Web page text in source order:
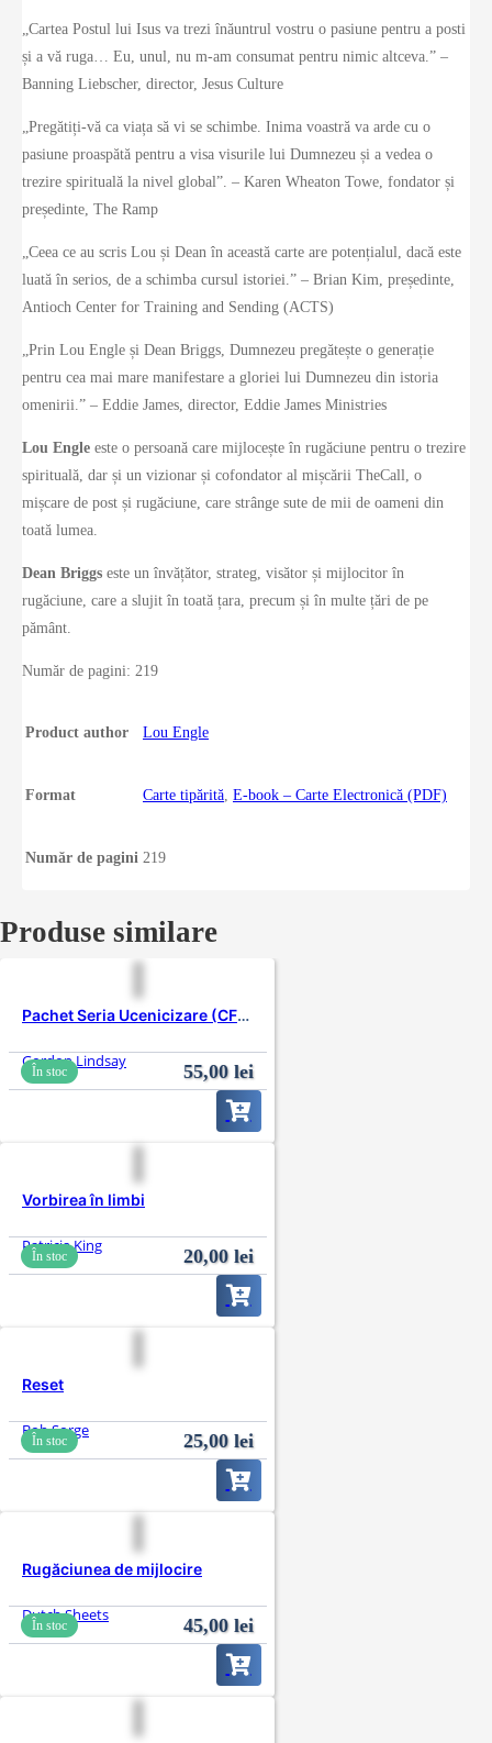
„Cartea Postul lui Isus va trezi înăuntrul vostru o pasiune pentru a posti
și a vă ruga… Eu, unul, nu m-am consumat pentru nimic altceva.” –
Banning Liebscher, director, Jesus Culture
„Pregătiți-vă ca viața să vi se schimbe. Inima voastră va arde cu o
pasiune proaspătă pentru a visa visurile lui Dumnezeu și a vedea o
trezire spirituală la nivel global”. – Karen Wheaton Towe, fondator și
președinte, The Ramp
„Ceea ce au scris Lou și Dean în această carte are potențialul, dacă este
luată în serios, de a schimba cursul istoriei.” – Brian Kim, președinte,
Antioch Center for Training and Sending (ACTS)
„Prin Lou Engle și Dean Briggs, Dumnezeu pregătește o generație
pentru cea mai mare manifestare a gloriei lui Dumnezeu din istoria
omenirii.” – Eddie James, director, Eddie James Ministries
Lou Engle este o persoană care mijlocește în rugăciune pentru o trezire
spirituală, dar și un vizionar și cofondator al mișcării TheCall, o
mișcare de post și rugăciune, care strânge sute de mii de oameni din
toată lumea.
Dean Briggs este un învățător, strateg, visător și mijlocitor în
rugăciune, care a slujit în toată țara, precum și în multe țări de pe
pământ.
Număr de pagini: 219
Product author Lou Engle
Format Carte tipărită, E-book – Carte Electronică (PDF)
Număr de pagini 219
Produse similare
Pachet Seria Ucenicizare (CFNI)
Gordon Lindsay
În stoc 55,00 lei
Vorbirea în limbi
Patricia King
În stoc 20,00 lei
Reset
Bob Sorge
În stoc 25,00 lei
Rugăciunea de mijlocire
Dutch Sheets
În stoc 45,00 lei